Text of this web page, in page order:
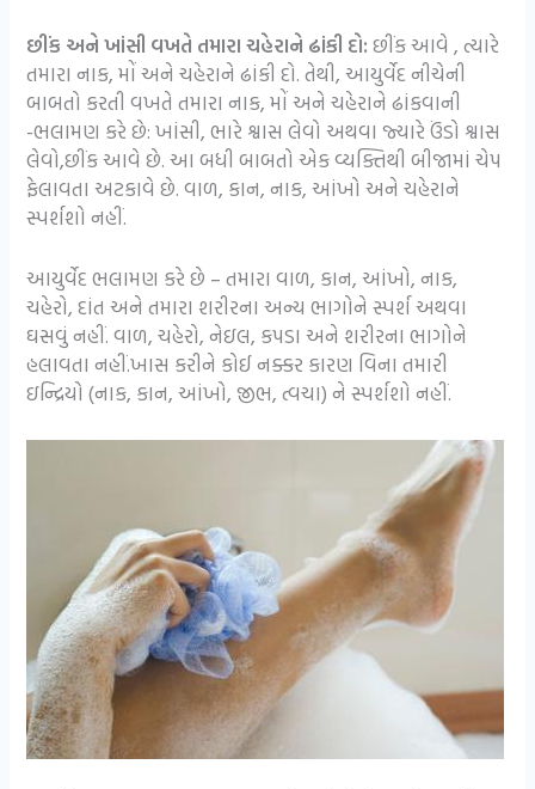
છીંક અને ખાંસી વખતે તમારા ચહેરાને ઢાંકી દો: છીંક આવે , ત્યારે
તમારા નાક, મોં અને ચહેરાને ઢાંકી દો. તેથી, આયુર્વેદ નીચેની
બાબતો કરતી વખતે તમારા નાક, મોં અને ચહેરાને ઢાંકવાની
-ભલામણ કરે છે: ખાંસી, ભારે શ્વાસ લેવો અથવા જ્યારે ઉંડો શ્વાસ
લેવો,છીંક આવે છે. આ બધી બાબતો એક વ્યક્તિથી બીજામાં ચેપ
ફેલાવતા અટકાવે છે. વાળ, કાન, નાક, આંખો અને ચહેરાને
સ્પર્શશો નહીં.
આયુર્વેદ ભલામણ કરે છે – તમારા વાળ, કાન, આંખો, નાક,
ચહેરો, દાંત અને તમારા શરીરના અન્ય ભાગોને સ્પર્શ અથવા
ઘસવું નહીં. વાળ, ચહેરો, નેઇલ, કપડા અને શરીરના ભાગોને
હલાવતા નહીં.ખાસ કરીને કોઈ નક્કર કારણ વિના તમારી
ઇન્દ્રિયો (નાક, કાન, આંખો, જીભ, ત્વચા) ને સ્પર્શશો નહીં.